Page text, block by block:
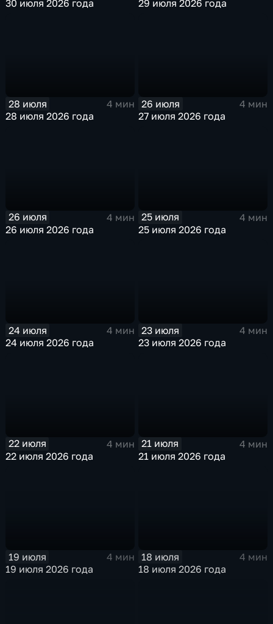
30 июля 2026 года 29 июля 2026 года
28 июля
4 мин
28 июля 2026 года
26 июля
4 мин
27 июля 2026 года
26 июля
4 мин
26 июля 2026 года
25 июля
4 мин
25 июля 2026 года
24 июля
4 мин
24 июля 2026 года
23 июля
4 мин
23 июля 2026 года
22 июля
4 мин
22 июля 2026 года
21 июля
4 мин
21 июля 2026 года
19 июля
4 мин
19 июля 2026 года
18 июля
4 мин
18 июля 2026 года